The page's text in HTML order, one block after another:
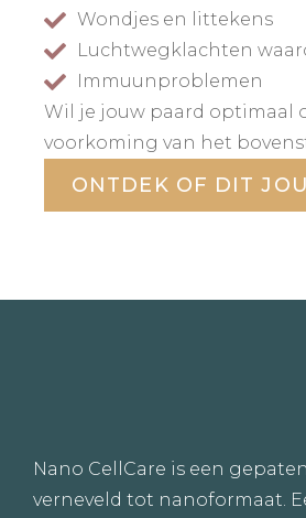
Wondjes en littekens
Luchtwegklachten
Immuunproblemen
Wil je jouw paard optimaal
voorkoming van het
ONTDEK OF DIT
Nano CellCare is een
verneveld tot nanoformaat.